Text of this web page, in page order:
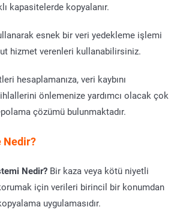
kapasitelerde kopyalanır.
esnek bir veri yedekleme işlemi
hizmet verenleri kullanabilirsiniz.
hesaplamanıza, veri kaybını
önlemenize yardımcı olacak çok
çözümü bulunmaktadır.
Nedir?
Nedir? Bir kaza veya kötü niyetli
için verileri birincil bir konumdan
uygulamasıdır.